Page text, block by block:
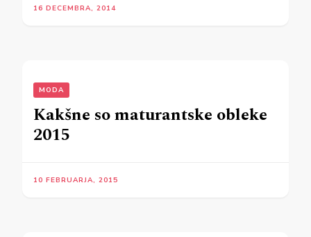
16 DECEMBRA, 2014
MODA
Kakšne so maturantske obleke
2015
10 FEBRUARJA, 2015